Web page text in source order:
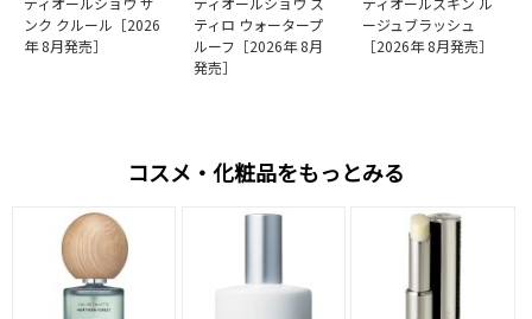
ンク クルール［2026
年 8月発売］
ティロ ウォータープ
ルーフ［2026年 8月
発売］
ージュブラッシュ
［2026年 8月発売］
コスメ・化粧品をもっとみる